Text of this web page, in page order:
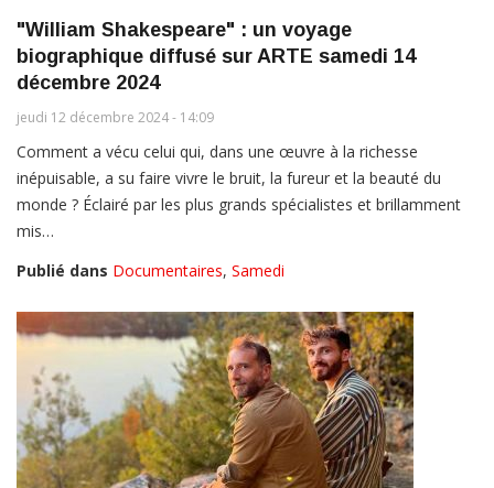
"William Shakespeare" : un voyage
biographique diffusé sur ARTE samedi 14
décembre 2024
jeudi 12 décembre 2024 - 14:09
Comment a vécu celui qui, dans une œuvre à la richesse
inépuisable, a su faire vivre le bruit, la fureur et la beauté du
monde ? Éclairé par les plus grands spécialistes et brillamment
mis…
Publié dans Documentaires, Samedi